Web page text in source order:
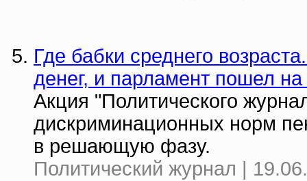
Где бабки среднего
денег, и парламент пошел
Акция "Политического
дискриминационных норм
в решающую фазу.
Политический журнал |